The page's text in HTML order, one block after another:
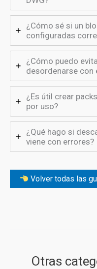
¿Cómo sé si un
configuradas
¿Cómo puedo
desordenarse con
¿Es útil crear
por uso?
¿Qué hago si
viene con errores?
Volver todas las
Otras